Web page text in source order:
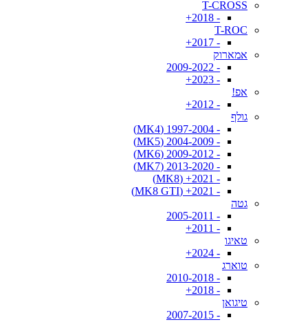
T-CROSS
- 2018+
T-ROC
- 2017+
אמארוק
- 2009-2022
- 2023+
אפ!
- 2012+
גולף
- 1997-2004 (MK4)
- 2004-2009 (MK5)
- 2009-2012 (MK6)
- 2013-2020 (MK7)
- 2021+ (MK8)
- 2021+ (MK8 GTI)
גטה
- 2005-2011
- 2011+
טאיגו
- 2024+
טוארג
- 2010-2018
- 2018+
טיגואן
- 2007-2015